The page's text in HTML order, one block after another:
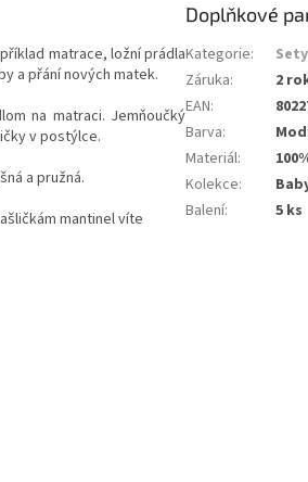
matrace, ložní prádla
a přání nových matek.
na matraci. Jemňoučký
v postýlce.
a pružná.
mantinel víte
Doplňkové
Kategorie:
Záruka:
2
EAN:
Barva:
Materiál:
Kolekce:
Balení: 5 ks